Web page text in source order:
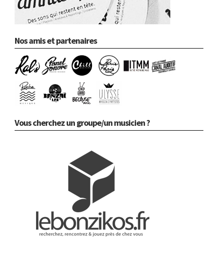
Nos amis et partenaires
Vous cherchez un groupe/un musicien ?